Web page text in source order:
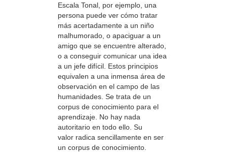
Escala Tonal, por ejemplo, una
persona puede ver cómo tratar
más acertadamente a un niño
malhumorado, o apaciguar a un
amigo que se encuentre alterado,
o a conseguir comunicar una idea
a un jefe difícil. Estos principios
equivalen a una inmensa área de
observación en el campo de las
humanidades. Se trata de un
corpus de conocimiento para el
aprendizaje. No hay nada
autoritario en todo ello. Su
valor radica sencillamente en ser
un corpus de conocimiento.